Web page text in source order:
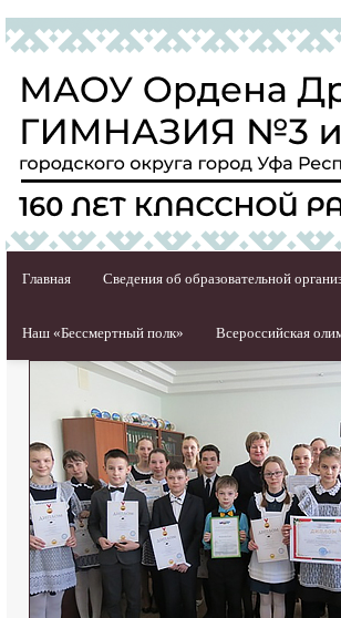
Главная Сведения об образовательной
Наш «Бессмертный полк» Всероссийская